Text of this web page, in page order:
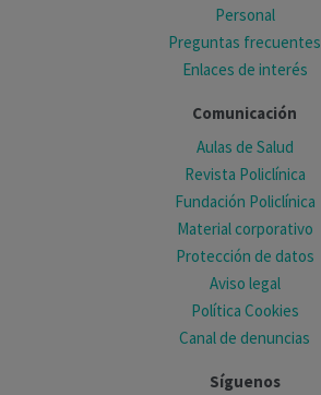
Personal
Preguntas frecuentes
Enlaces de interés
Comunicación
Aulas de Salud
Revista Policlínica
Fundación Policlínica
Material corporativo
Protección de datos
Aviso legal
Política Cookies
Canal de denuncias
Síguenos